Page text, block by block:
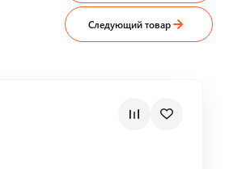
Следующий товар